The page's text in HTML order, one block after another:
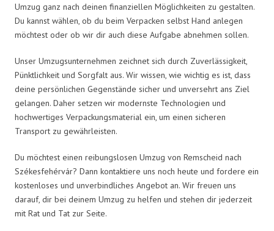
Umzug ganz nach deinen finanziellen Möglichkeiten zu gestalten.
Du kannst wählen, ob du beim Verpacken selbst Hand anlegen
möchtest oder ob wir dir auch diese Aufgabe abnehmen sollen.
Unser Umzugsunternehmen zeichnet sich durch Zuverlässigkeit,
Pünktlichkeit und Sorgfalt aus. Wir wissen, wie wichtig es ist, dass
deine persönlichen Gegenstände sicher und unversehrt ans Ziel
gelangen. Daher setzen wir modernste Technologien und
hochwertiges Verpackungsmaterial ein, um einen sicheren
Transport zu gewährleisten.
Du möchtest einen reibungslosen Umzug von Remscheid nach
Székesfehérvár? Dann kontaktiere uns noch heute und fordere ein
kostenloses und unverbindliches Angebot an. Wir freuen uns
darauf, dir bei deinem Umzug zu helfen und stehen dir jederzeit
mit Rat und Tat zur Seite.